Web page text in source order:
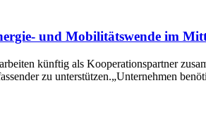
und Mobilitätswende im
künftig als Kooperationspartner
zu unterstützen.„Unternehmen